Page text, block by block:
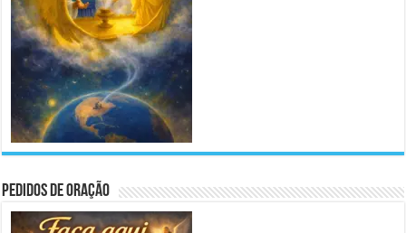
Pedidos de Oração